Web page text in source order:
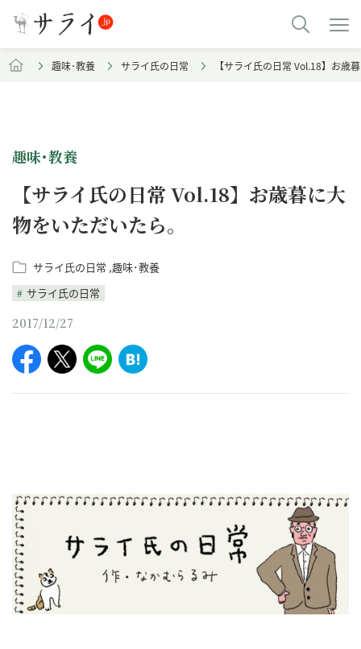
趣味･教養 サライ氏の日常 【サライ氏の日常 Vol.18】お歳
趣味･教養
【サライ氏の日常 Vol.18】お歳暮に大
物をいただいたら。
サライ氏の日常 趣味･教養
サライ氏の日常
2017/12/27